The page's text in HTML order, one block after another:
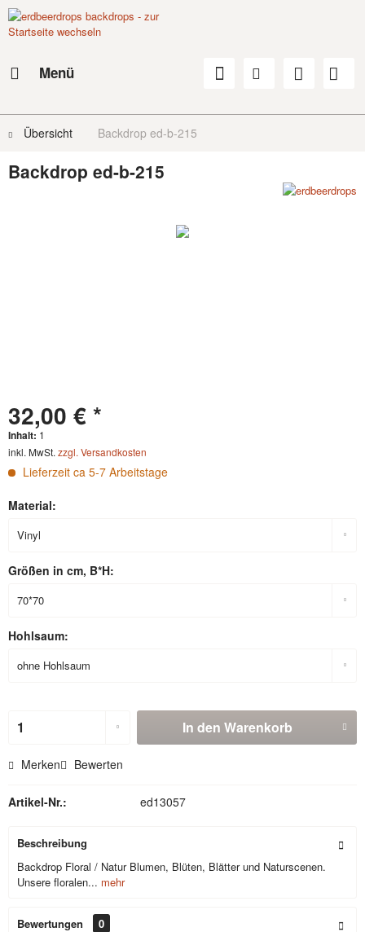
Menü
Übersicht Backdrop ed-b-215
Backdrop ed-b-215
32,00 € *
Inhalt: 1
inkl. MwSt. zzgl. Versandkosten
Lieferzeit ca 5-7 Arbeitstage
Material:
Größen in cm, B*H:
Hohlsaum:
In den Warenkorb
Merken Bewerten
Artikel-Nr.: ed13057
Beschreibung
Backdrop Floral / Natur Blumen, Blüten, Blätter und Naturscenen.
Unsere floralen... mehr
Bewertungen
0